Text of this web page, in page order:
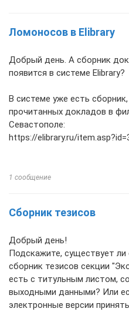
Ломоносов в Elibrary
Добрый день. А сборник
появится в системе Elibrary?
В системе уже есть
прочитанных докладов в
Севастополе:
https://elibrary.ru/
1 сообщение
Сборник тезисов
Добрый день!
Подскажите, существует
сборник тезисов секции
есть с титульным листом,
выходными данными? Или
электронные версии